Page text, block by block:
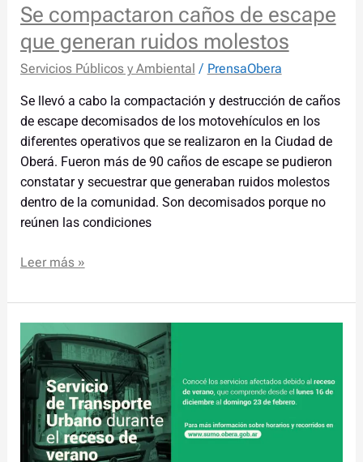
Se compactaron caños de escape
que generan ruidos molestos
Servicios Públicos y Ambiental / PrensaObera
Se llevó a cabo la compactación y destrucción de caños
de escape decomisados de los motovehículos en los
diferentes operativos que se realizaron en la Ciudad de
Oberá. Fueron más de 90 caños de escape se pudieron
constatar y secuestrar que generaban ruidos molestos
dentro de la comunidad. Son decomisados porque no
reúnen las condiciones
Leer más »
Transporte
Urbano:
Servicios
reducidos
durante
las
vacaciones